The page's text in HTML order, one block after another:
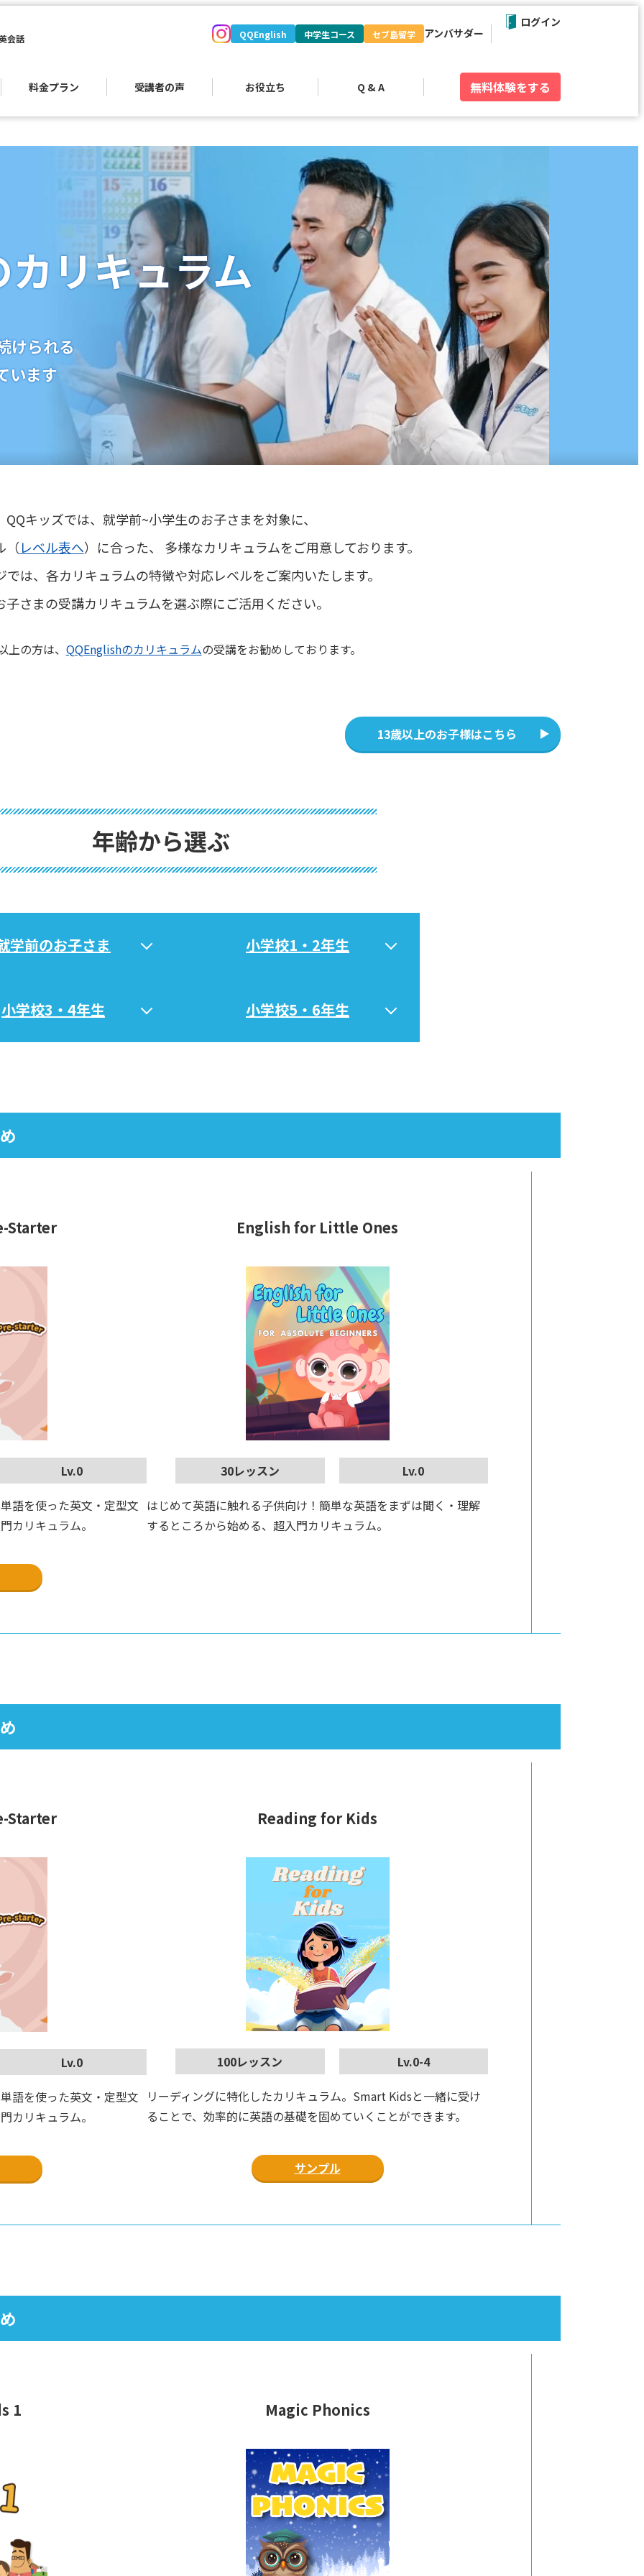
会話
料金プラン 受講者の声 お役立ち Q & A
QQEnglish 中学生コース セブ島留学 アンバサダー
無料体験をする
ログイン
リキュラム
けられる
います
QQキッズでは、就学前~小学生のお子さまを対象に、
（レベル表へ）に合った、 多様なカリキュラムをご用意しております。
では、各カリキュラムの特徴や対応レベルをご案内いたします。
子さまの受講カリキュラムを選ぶ際にご活用ください。
の方は、 QQEnglishのカリキュラムの受講をお勧めしております。
13歳以上のお子様はこちら
年齢から選ぶ
学前のお子さま 小学校1・2年生
小学校3・4年生 小学校5・6年生
Starter
Lv.0
語を使った英文・定型文
カリキュラム。
English for Little Ones
30レッスン
Lv.0
はじめて英語に触れる子供向け！簡単な英語をまずは聞く・理解
するところから始める、超入門カリキュラム。
Starter
Lv.0
語を使った英文・定型文
カリキュラム。
Reading for Kids
100レッスン
Lv.0-4
リーディングに特化したカリキュラム。Smart Kidsと一緒に受け
ることで、効率的に英語の基礎を固めていくことができます。
サンプル
1 Magic Phonics